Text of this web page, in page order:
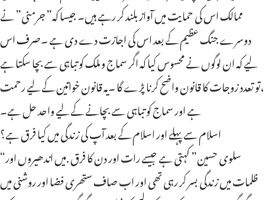
ممالک اس کی حمایت میں آواز بلند کر رہے ہیں۔ جیسا کہ” جرمنی” نے
دوسرے جنگ عظیم کے بعد اس کی اجازت دے دی ہے ۔صرف اس
لیے کہ ان لوگوں نے محسوس کیا کہ اگر سماج و ملک کو تباہی سے بچا سکتا ہے
،تو تعدد زوجات کا قانون واضح کرنا پڑے گا ۔یہ قانون خواتین کے لیے رحمت
ہے اور سماج کو تباہی سے بچانے کے لیے واحد حل ہے۔
اسلام سے پہلے اور اسلام کے بعد آپ کی زندگی میں کیا فرق ہے؟
“سلوی حسین” کہتی ہے جیسے رات اور دن کا فرق .میں اندھیروں اور
ظلمات میں زندگی بسر کر رہی تھی اور اب صاف ستھری فضا اور روشنی میں